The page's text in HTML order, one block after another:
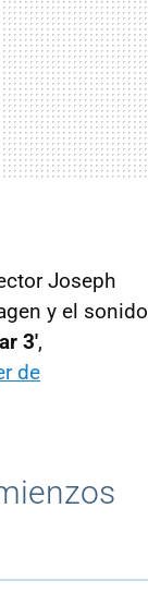
Joseph
y el sonido
3',
de